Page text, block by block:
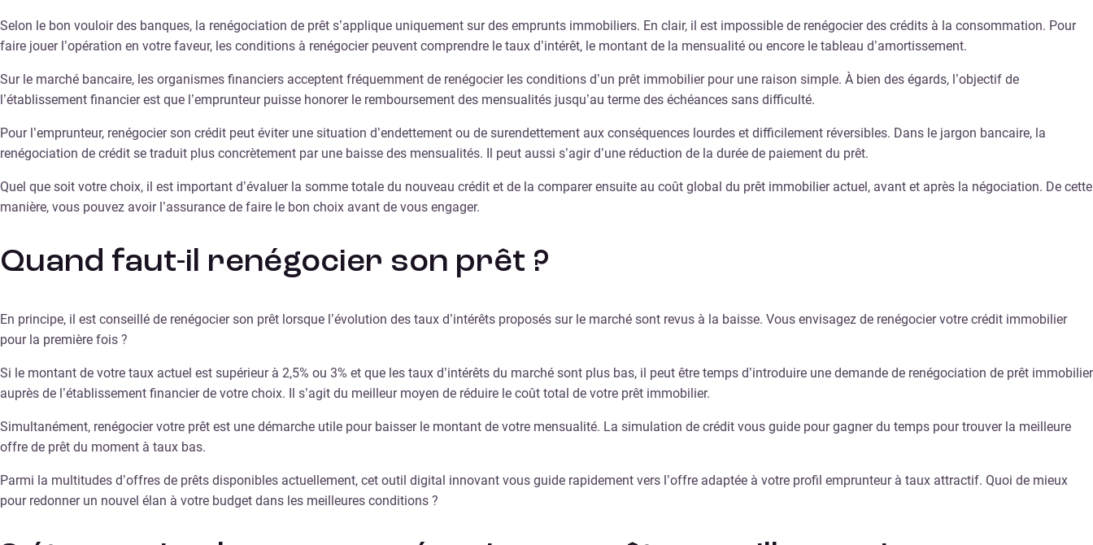
Selon le bon vouloir des banques, la renégociation de prêt s’applique uniquement sur des emprunts immobiliers. En clair, il est impossible de renégocier des crédits à la consommation. Pour
faire jouer l’opération en votre faveur, les conditions à renégocier peuvent comprendre le taux d’intérêt, le montant de la mensualité ou encore le tableau d’amortissement.
Sur le marché bancaire, les organismes financiers acceptent fréquemment de renégocier les conditions d’un prêt immobilier pour une raison simple. À bien des égards, l’objectif de
l’établissement financier est que l’emprunteur puisse honorer le remboursement des mensualités jusqu’au terme des échéances sans difficulté.
Pour l’emprunteur, renégocier son crédit peut éviter une situation d’endettement ou de surendettement aux conséquences lourdes et difficilement réversibles. Dans le jargon bancaire, la
renégociation de crédit se traduit plus concrètement par une baisse des mensualités. Il peut aussi s’agir d’une réduction de la durée de paiement du prêt.
Quel que soit votre choix, il est important d’évaluer la somme totale du nouveau crédit et de la comparer ensuite au coût global du prêt immobilier actuel, avant et après la négociation. De cette
manière, vous pouvez avoir l’assurance de faire le bon choix avant de vous engager.
Quand faut-il renégocier son prêt ?
En principe, il est conseillé de renégocier son prêt lorsque l’évolution des taux d’intérêts proposés sur le marché sont revus à la baisse. Vous envisagez de renégocier votre crédit immobilier
pour la première fois ?
Si le montant de votre taux actuel est supérieur à 2,5% ou 3% et que les taux d’intérêts du marché sont plus bas, il peut être temps d’introduire une demande de renégociation de prêt immobilier
auprès de l’établissement financier de votre choix. Il s’agit du meilleur moyen de réduire le coût total de votre prêt immobilier.
Simultanément, renégocier votre prêt est une démarche utile pour baisser le montant de votre mensualité. La simulation de crédit vous guide pour gagner du temps pour trouver la meilleure
offre de prêt du moment à taux bas.
Parmi la multitudes d’offres de prêts disponibles actuellement, cet outil digital innovant vous guide rapidement vers l’offre adaptée à votre profil emprunteur à taux attractif. Quoi de mieux
pour redonner un nouvel élan à votre budget dans les meilleures conditions ?